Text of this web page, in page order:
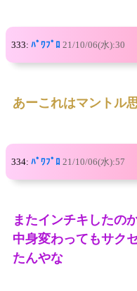
333: ﾊﾟﾜﾌﾟﾛ 21/10/06(水):30
あーこれはマントル
334: ﾊﾟﾜﾌﾟﾛ 21/10/06(水):57
またインチキしたの
中身変わってもサク
たんやな